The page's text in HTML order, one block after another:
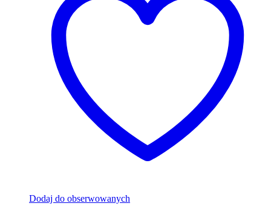
Dodaj do obserwowanych